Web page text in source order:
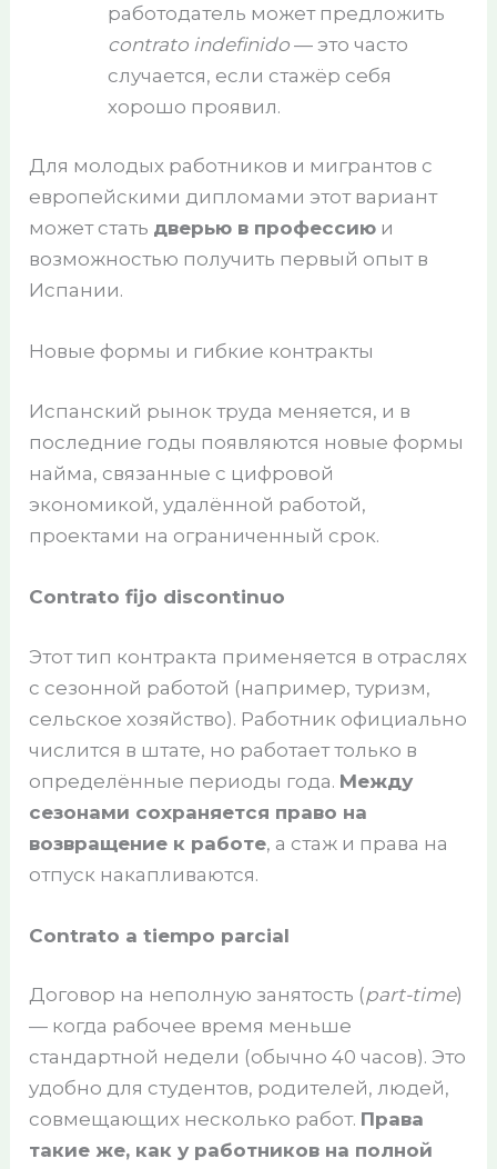
работодатель может предложить
contrato indefinido — это часто
случается, если стажёр себя
хорошо проявил.
Для молодых работников и мигрантов с
европейскими дипломами этот вариант
может стать дверью в профессию и
возможностью получить первый опыт в
Испании.
Новые формы и гибкие контракты
Испанский рынок труда меняется, и в
последние годы появляются новые формы
найма, связанные с цифровой
экономикой, удалённой работой,
проектами на ограниченный срок.
Contrato fijo discontinuo
Этот тип контракта применяется в отраслях
с сезонной работой (например, туризм,
сельское хозяйство). Работник официально
числится в штате, но работает только в
определённые периоды года. Между
сезонами сохраняется право на
возвращение к работе, а стаж и права на
отпуск накапливаются.
Contrato a tiempo parcial
Договор на неполную занятость (part-time)
— когда рабочее время меньше
стандартной недели (обычно 40 часов). Это
удобно для студентов, родителей, людей,
совмещающих несколько работ. Права
такие же, как у работников на полной